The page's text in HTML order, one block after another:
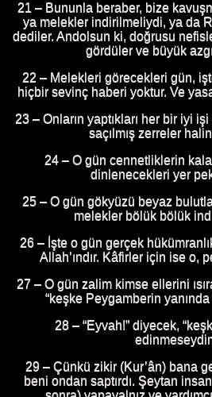
21 – Bununla beraber, bize
ya melekler indirilmeliydi, ya da
dediler. Andolsun ki, doğrusu
gördüler ve büyük
22 – Melekleri görecekleri gün,
hiçbir sevinç haberi yoktur. Ve
23 – Onların yaptıkları her bir iyi
saçılmış zerreler
24 – O gün cennetliklerin
dinlenecekleri yer
25 – O gün gökyüzü beyaz
melekler bölük bölük
26 – İşte o gün gerçek
Allah’ındır. Kâfirler için ise o,
27 – O gün zalim kimse ellerini
“keşke Peygamberin yanında
28 – “Eyvah!” diyecek,
29 – Çünkü zikir (Kur’ân) bana
beni ondan saptırdı. Şeytan